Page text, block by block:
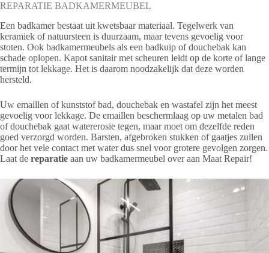
REPARATIE BADKAMERMEUBEL
Een badkamer bestaat uit kwetsbaar materiaal. Tegelwerk van
keramiek of natuursteen is duurzaam, maar tevens gevoelig voor
stoten. Ook badkamermeubels als een badkuip of douchebak kan
schade oplopen. Kapot sanitair met scheuren leidt op de korte of lange
termijn tot lekkage. Het is daarom noodzakelijk dat deze worden
hersteld.
Uw emaillen of kunststof bad, douchebak en wastafel zijn het meest
gevoelig voor lekkage. De emaillen beschermlaag op uw metalen bad
of douchebak gaat watererosie tegen, maar moet om dezelfde reden
goed verzorgd worden. Barsten, afgebroken stukken of gaatjes zullen
door het vele contact met water dus snel voor grotere gevolgen zorgen.
Laat de reparatie aan uw badkamermeubel over aan Maat Repair!